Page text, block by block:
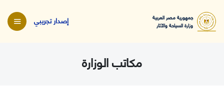
جمهورية مصر العربية
وزارة السياحة والآثار
إصدار تجريبي
مكاتب الوزارة